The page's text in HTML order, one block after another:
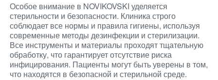
Особое внимание в NOVIKOVSKI уделяется
стерильности и безопасности. Клиника строго
соблюдает все нормы и правила гигиены, используя
современные методы дезинфекции и стерилизации.
Все инструменты и материалы проходят тщательную
обработку, что гарантирует отсутствие риска
инфицирования. Пациенты могут быть уверены в том,
что находятся в безопасной и стерильной среде.